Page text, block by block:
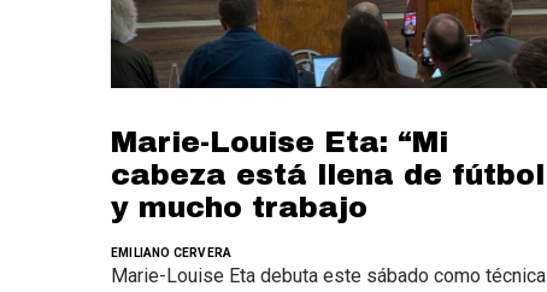
Marie-Louise Eta: “Mi
cabeza está llena de fútbol
y mucho trabajo
EMILIANO CERVERA
Marie-Louise Eta debuta este sábado como técnica